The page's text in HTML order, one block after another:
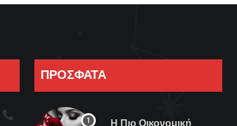
ΠΡΟΣΦΑΤΑ
Η Πιο Οικονομική